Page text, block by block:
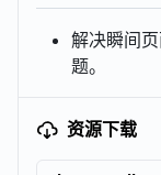
解决瞬间
题。
资源下载